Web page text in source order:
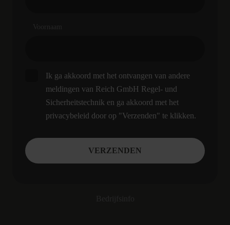
Voornaam
Ik ga akkoord met het ontvangen van andere
meldingen van Reich GmbH Regel- und
Sicherheitstechnik en ga akkoord met het
privacybeleid door op "Verzenden" te klikken.